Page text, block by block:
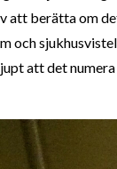
att berätta om
och
att det